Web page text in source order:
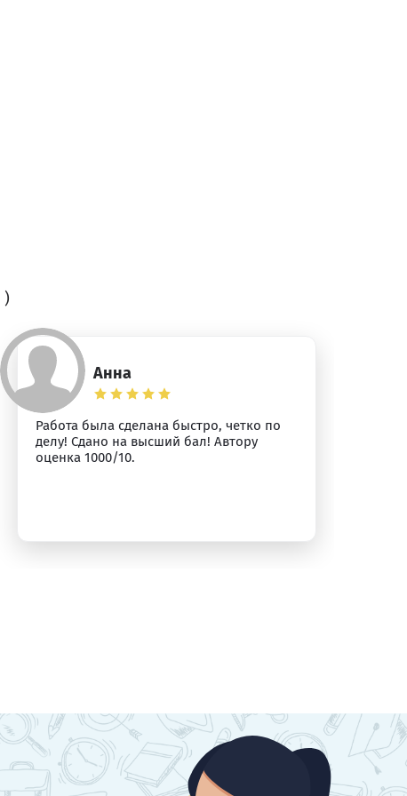
)
Анна
Работа была сделана быстро, четко по
делу! Сдано на высший бал! Автору
оценка 1000/10.